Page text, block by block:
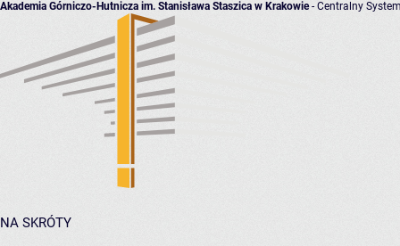
Akademia Górniczo-Hutnicza im. Stanisława Staszica w Krakowie- Centralny
NA SKRÓTY